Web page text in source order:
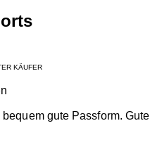
KÄUFER
gute Passform. Gute